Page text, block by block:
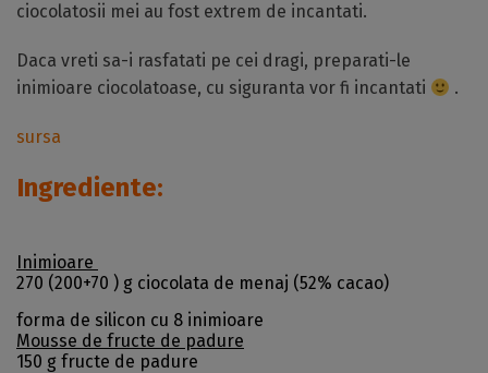
ciocolatosii mei au fost extrem de incantati.
Daca vreti sa-i rasfatati pe cei dragi, preparati-le
inimioare ciocolatoase, cu siguranta vor fi incantati
.
sursa
Ingrediente:
Inimioare
270 (200+70 ) g ciocolata de menaj (52% cacao)
forma de silicon cu 8 inimioare
Mousse de fructe de padure
150 g fructe de padure